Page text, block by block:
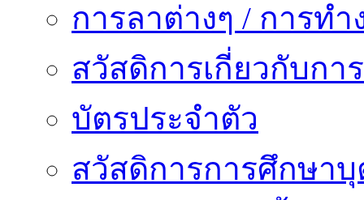
การลาต่างๆ / การทำ
สวัสดิการเกี่ยวกับกา
บัตรประจำตัว
สวัสดิการการศึกษาบุ